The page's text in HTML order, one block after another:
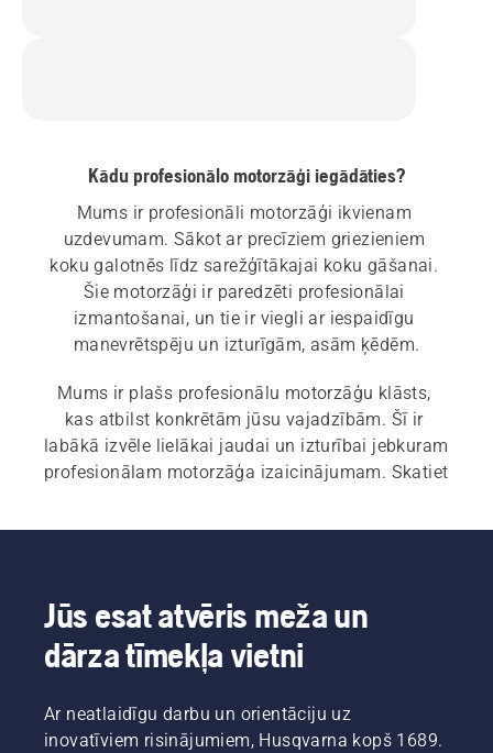
Kādu profesionālo motorzāģi iegādāties?
Mums ir profesionāli motorzāģi ikvienam
uzdevumam. Sākot ar precīziem griezieniem
koku galotnēs līdz sarežģītākajai koku gāšanai.
Šie motorzāģi ir paredzēti profesionālai
izmantošanai, un tie ir viegli ar iespaidīgu
manevrētspēju un izturīgām, asām ķēdēm.
Mums ir plašs profesionālu motorzāģu klāsts,
kas atbilst konkrētām jūsu vajadzībām. Šī ir
labākā izvēle lielākai jaudai un izturībai jebkuram
profesionālam motorzāģa izaicinājumam. Skatiet
motorzāģu klāstu.
Jūs esat atvēris meža un
dārza tīmekļa vietni
Ar neatlaidīgu darbu un orientāciju uz
inovatīviem risinājumiem, Husqvarna kopš 1689.